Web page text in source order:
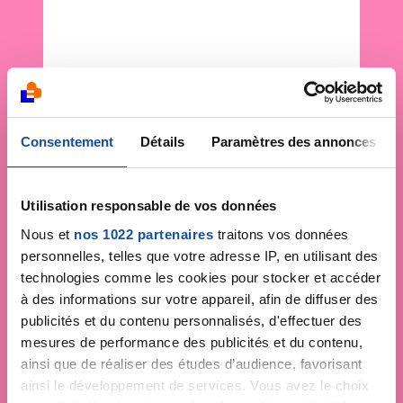
Consentement Détails Paramètres des annonces
Utilisation responsable de vos données
Nous et nos 1022 partenaires traitons vos données
personnelles, telles que votre adresse IP, en utilisant des
technologies comme les cookies pour stocker et accéder
à des informations sur votre appareil, afin de diffuser des
publicités et du contenu personnalisés, d'effectuer des
mesures de performance des publicités et du contenu,
ainsi que de réaliser des études d’audience, favorisant
ainsi le développement de services. Vous avez le choix